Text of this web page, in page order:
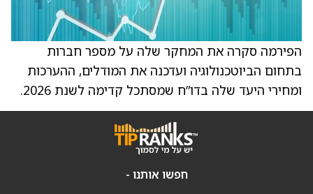
הפירמה סקרה את המחקר שלה על מספר חברות
בתחום הביוטכנולוגיה ועדכנה את המודלים, ההערכות
ומחירי היעד שלה בדו”ח שמסתכל קדימה לשנת 2026.
חפשו אותנו -